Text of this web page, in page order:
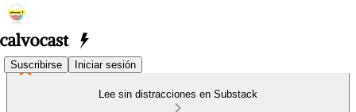
Suscribirse Iniciar sesión
Lee sin distracciones en Substack